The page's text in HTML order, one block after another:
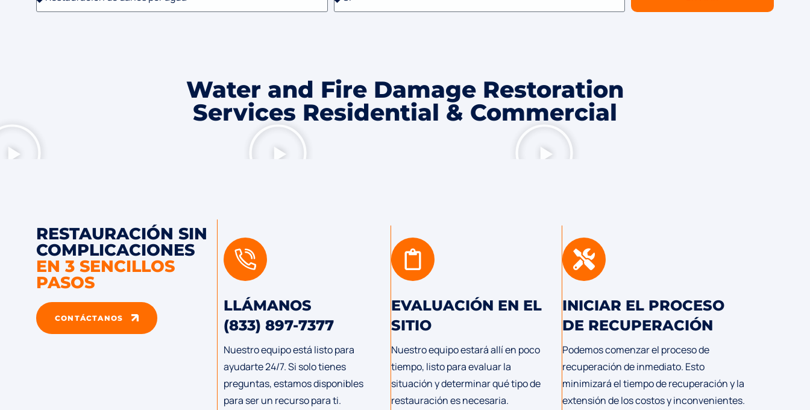
Water and Fire Damage Restoration
Services Residential & Commercial
RESTAURACIÓN SIN
COMPLICACIONES
EN 3 SENCILLOS
PASOS
CONTÁCTANOS
LLÁMANOS
(833) 897-7377
Nuestro equipo está listo para
ayudarte 24/7. Si solo tienes
preguntas, estamos disponibles
para ser un recurso para ti.
EVALUACIÓN EN EL
SITIO
Nuestro equipo estará allí en poco
tiempo, listo para evaluar la
situación y determinar qué tipo de
restauración es necesaria.
INICIAR EL PROCESO
DE RECUPERACIÓN
Podemos comenzar el proceso de
recuperación de inmediato. Esto
minimizará el tiempo de recuperación y la
extensión de los costos y inconvenientes.